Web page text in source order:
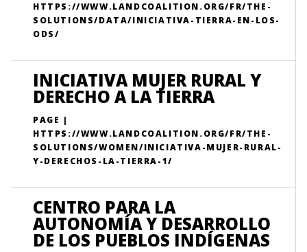
HTTPS://WWW.LANDCOALITION.ORG/FR/THE-
SOLUTIONS/DATA/INICIATIVA-TIERRA-EN-LOS-
ODS/
INICIATIVA MUJER RURAL Y
DERECHO A LA TIERRA
PAGE |
HTTPS://WWW.LANDCOALITION.ORG/FR/THE-
SOLUTIONS/WOMEN/INICIATIVA-MUJER-RURAL-
Y-DERECHOS-LA-TIERRA-1/
CENTRO PARA LA
AUTONOMÍA Y DESARROLLO
DE LOS PUEBLOS INDÍGENAS